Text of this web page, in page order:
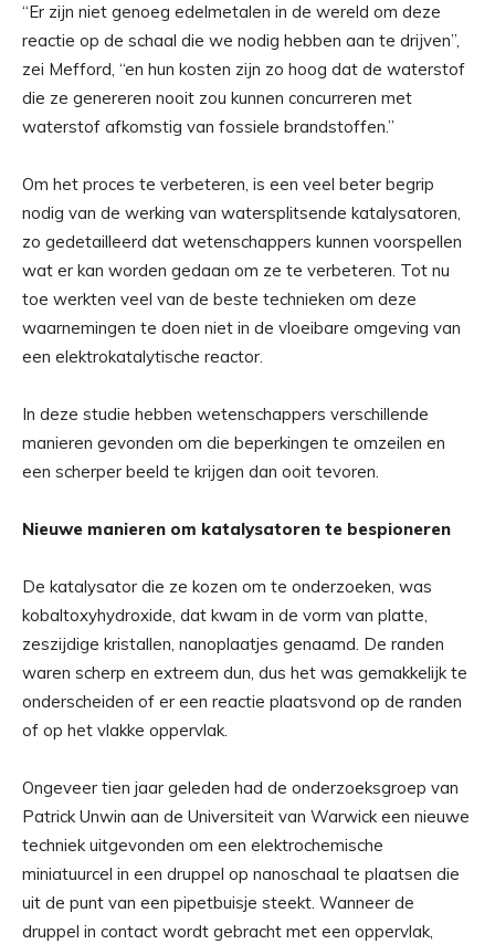
“Er zijn niet genoeg edelmetalen in de wereld om deze
reactie op de schaal die we nodig hebben aan te drijven”,
zei Mefford, “en hun kosten zijn zo hoog dat de waterstof
die ze genereren nooit zou kunnen concurreren met
waterstof afkomstig van fossiele brandstoffen.”
Om het proces te verbeteren, is een veel beter begrip
nodig van de werking van watersplitsende katalysatoren,
zo gedetailleerd dat wetenschappers kunnen voorspellen
wat er kan worden gedaan om ze te verbeteren. Tot nu
toe werkten veel van de beste technieken om deze
waarnemingen te doen niet in de vloeibare omgeving van
een elektrokatalytische reactor.
In deze studie hebben wetenschappers verschillende
manieren gevonden om die beperkingen te omzeilen en
een scherper beeld te krijgen dan ooit tevoren.
Nieuwe manieren om katalysatoren te bespioneren
De katalysator die ze kozen om te onderzoeken, was
kobaltoxyhydroxide, dat kwam in de vorm van platte,
zeszijdige kristallen, nanoplaatjes genaamd. De randen
waren scherp en extreem dun, dus het was gemakkelijk te
onderscheiden of er een reactie plaatsvond op de randen
of op het vlakke oppervlak.
Ongeveer tien jaar geleden had de onderzoeksgroep van
Patrick Unwin aan de Universiteit van Warwick een nieuwe
techniek uitgevonden om een ​​elektrochemische
miniatuurcel in een druppel op nanoschaal te plaatsen die
uit de punt van een pipetbuisje steekt. Wanneer de
druppel in contact wordt gebracht met een oppervlak,